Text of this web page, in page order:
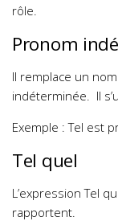
rôle.
Pronom
Il remplace un
indéterminée. Il
Exemple : Tel est
Tel quel
L’expression Tel
rapportent.